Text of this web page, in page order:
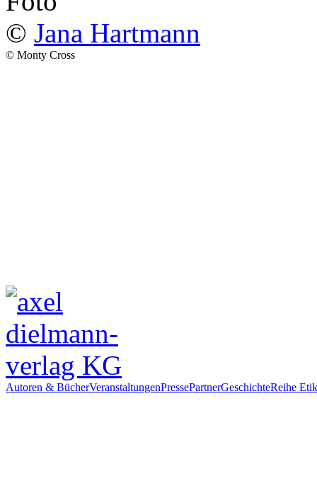
© Jana Hartmann
© Monty Cross
Autoren & BücherVeranstaltungenPressePartnerGeschichteReihe